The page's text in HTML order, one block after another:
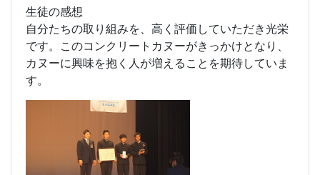
生徒の感想
自分たちの取り組みを、高く評価していただき光栄
です。このコンクリートカヌーがきっかけとなり、
カヌーに興味を抱く人が増えることを期待していま
す。